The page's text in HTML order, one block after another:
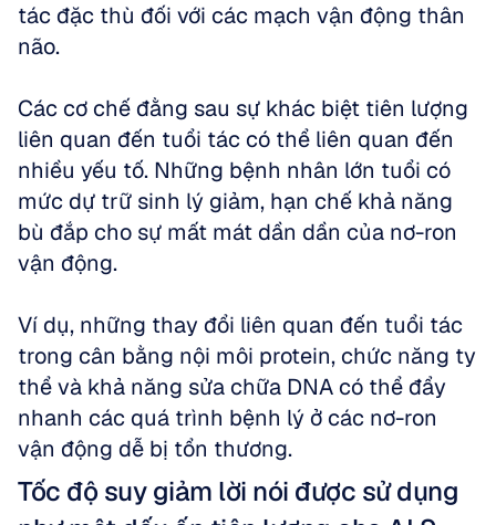
tác đặc thù đối với các mạch vận động thân
não.
Các cơ chế đằng sau sự khác biệt tiên lượng
liên quan đến tuổi tác có thể liên quan đến
nhiều yếu tố. Những bệnh nhân lớn tuổi có
mức dự trữ sinh lý giảm, hạn chế khả năng
bù đắp cho sự mất mát dần dần của nơ-ron
vận động.
Ví dụ, những thay đổi liên quan đến tuổi tác
trong cân bằng nội môi protein, chức năng ty
thể và khả năng sửa chữa DNA có thể đẩy
nhanh các quá trình bệnh lý ở các nơ-ron
vận động dễ bị tổn thương.
Tốc độ suy giảm lời nói được sử dụng